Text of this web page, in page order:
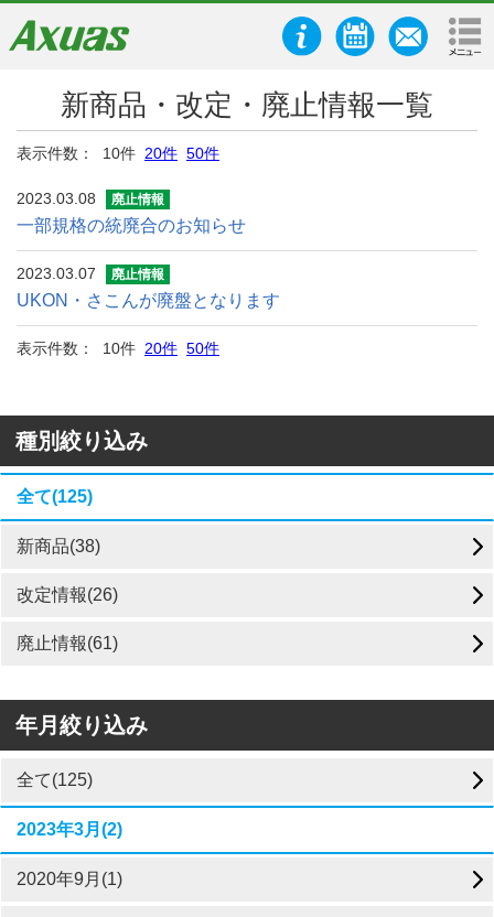
新商品・改定・廃止情報一覧
表示件数： 10件 20件 50件
2023.03.08 廃止情報
一部規格の統廃合のお知らせ
2023.03.07 廃止情報
UKON・さこんが廃盤となります
表示件数： 10件 20件 50件
種別絞り込み
全て(125)
新商品(38)
改定情報(26)
廃止情報(61)
年月絞り込み
全て(125)
2023年3月(2)
2020年9月(1)